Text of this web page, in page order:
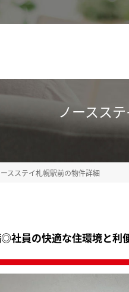
ノースス
ースステイ札幌駅前の物件詳細
社員の快適な住環境と利